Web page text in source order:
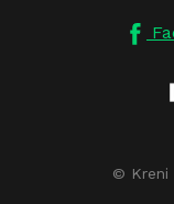
© Kreni